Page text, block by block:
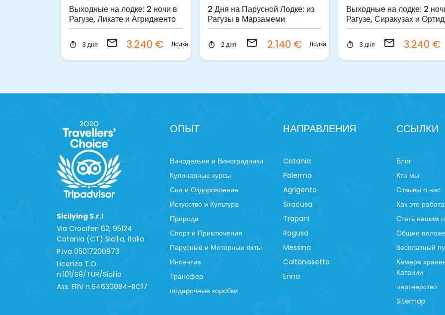
Выходные на лодке: 2 ночи в
Рагузе, Ликате и Агридженто
timer 3 дня email 3.240 € Лодка
2 Дня на Парусной Лодке: из
Рагузы в Марзамеми
timer 2 дня email 2.140 € Лодка
Выходные на лодке: 2
Рагузе, Сиракузах и
timer 3 дня email 3.240 €
Sicilying S.r.l
Via Crociferi 62, 95124
Catania (CT) Sicilia, Italia
P.iva 0‍5017200873
Licenza T.O.
n.101/S9/TUR/Sicilia
Ass. ERV n.64630084-RC17
ОПЫТ
Винодельни и Виноградники
Кулинарные курсы
Спа и Оздоровление
Искусство и Культура
Природа
Спорт и Приключения
Парусные и Моторные яхты
Инсентив
Трансфер
подарочные коробки
HАПРАВЛЕНИЯ
Catania
Palermo
Agrigento
Siracusa
Trapani
Ragusa
Messina
Caltanissetta
Enna
ССЫЛКИ
Блог
Кто мы
Отзывы о нас
Как это
Стать нашим
Общие
бесплатный
Камера
Катании
партнерство
Sitemap